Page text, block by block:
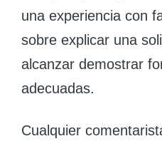
una experiencia con
sobre explicar una
alcanzar demostrar
adecuadas.
Cualquier